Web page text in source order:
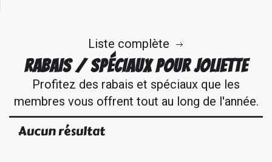
Liste complète
RABAIS / SPÉCIAUX POUR JOLIETTE
Profitez des rabais et spéciaux que les
membres vous offrent tout au long de l'année.
Aucun résultat